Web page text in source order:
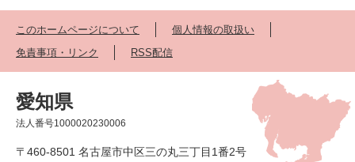
このホームページについて
個人情報の取扱い
免責事項・リンク
RSS配信
愛知県
法人番号1000020230006
〒460-8501 名古屋市中区三の丸三丁目1番2号